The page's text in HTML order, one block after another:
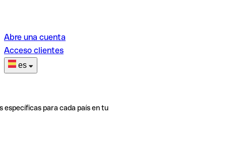
Abre una cuenta
Acceso clientes
es
específicas para cada país en tu